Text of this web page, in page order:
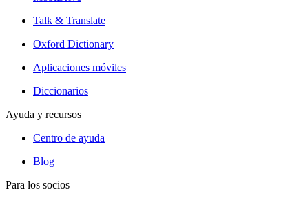
Talk & Translate
Oxford Dictionary
Aplicaciones móviles
Diccionarios
Ayuda y recursos
Centro de ayuda
Blog
Para los socios